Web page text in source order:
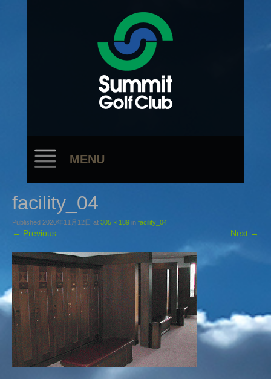
MENU
facility_04
Published 2020年11月12日 at 305 × 189 in facility_04
← Previous Next →